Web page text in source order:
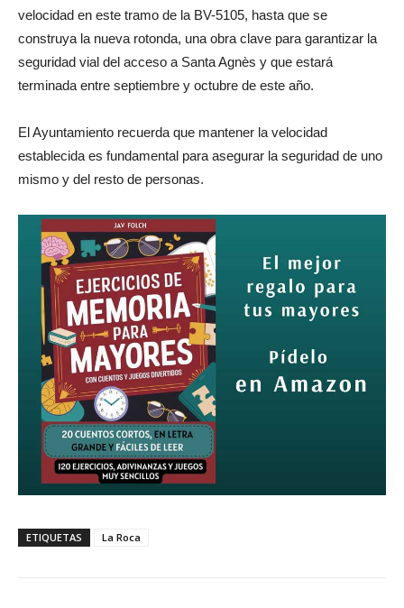
velocidad en este tramo de la BV-5105, hasta que se
construya la nueva rotonda, una obra clave para garantizar la
seguridad vial del acceso a Santa Agnès y que estará
terminada entre septiembre y octubre de este año.
El Ayuntamiento recuerda que mantener la velocidad
establecida es fundamental para asegurar la seguridad de uno
mismo y del resto de personas.
ETIQUETAS La Roca